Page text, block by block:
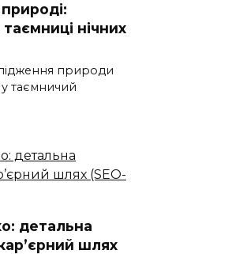
нічних
природи
таємничий
детальна
шлях